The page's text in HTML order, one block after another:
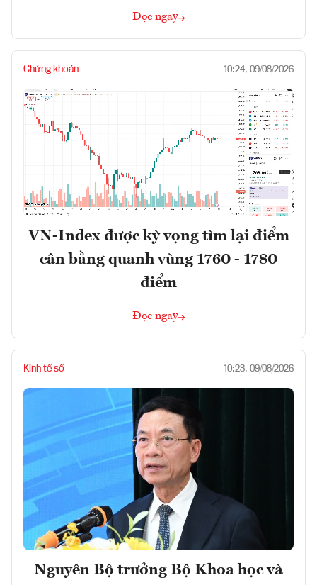
Đọc ngay
Chứng khoán 10:24, 09/08/2026
VN-Index được kỳ vọng tìm lại điểm
cân bằng quanh vùng 1760 - 1780
điểm
Đọc ngay
Kinh tế số 10:23, 09/08/2026
Nguyên Bộ trưởng Bộ Khoa học và